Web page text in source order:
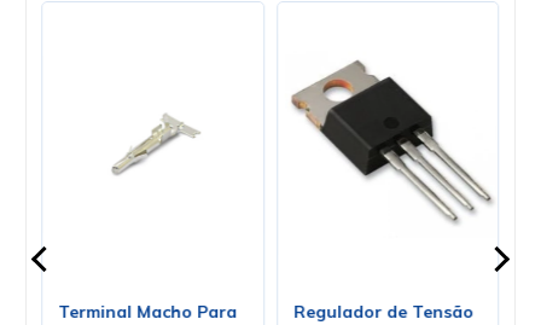
Terminal Macho Para
Regulador de Tensão